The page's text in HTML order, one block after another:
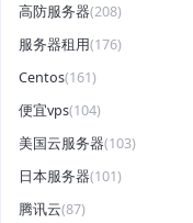
高防服务器(208)
服务器租用(176)
Centos(161)
便宜vps(104)
美国云服务器(103)
日本服务器(101)
腾讯云(87)